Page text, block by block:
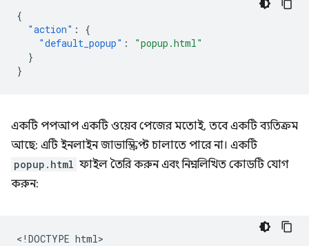
{
"action" :
{
"default_popup" :
"popup.html"
}
}
একটি পপআপ একটি ওয়েব পেজের মতোই, তবে একটি ব্যতিক্রম
আছে: এটি ইনলাইন জাভাস্ক্রিপ্ট চালাতে পারে না। একটি
popup.html ফাইল তৈরি করুন এবং নিম্নলিখিত কোডটি যোগ
করুন:
<!DOCTYPE html>